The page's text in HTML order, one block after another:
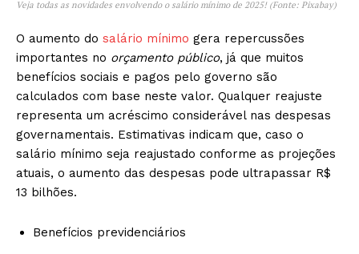
Veja todas as novidades envolvendo o salário mínimo de 2025! (Fonte: Pixabay)
O aumento do salário mínimo gera repercussões
importantes no orçamento público, já que muitos
benefícios sociais e pagos pelo governo são
calculados com base neste valor. Qualquer reajuste
representa um acréscimo considerável nas despesas
governamentais. Estimativas indicam que, caso o
salário mínimo seja reajustado conforme as projeções
atuais, o aumento das despesas pode ultrapassar R$
13 bilhões.
Benefícios previdenciários